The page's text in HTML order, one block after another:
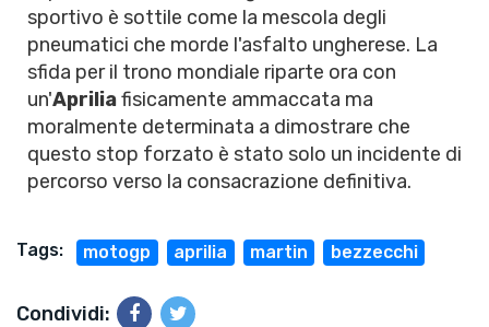
sportivo è sottile come la mescola degli
pneumatici che morde l'asfalto ungherese. La
sfida per il trono mondiale riparte ora con
un'Apriliafisicamente ammaccata ma
moralmente determinata a dimostrare che
questo stop forzato è stato solo un incidente di
percorso verso la consacrazione definitiva.
Tags: motogp aprilia martin bezzecchi
Condividi: